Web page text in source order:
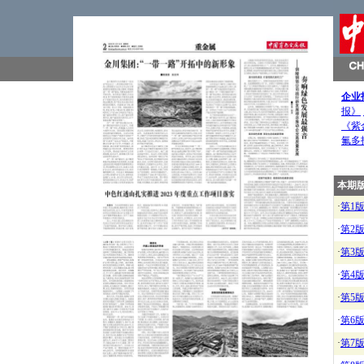
企业
报》
《
氟多
本期
·第1版
·第2版
·第3版
·第4版
·第5版
·第6版
·第7版